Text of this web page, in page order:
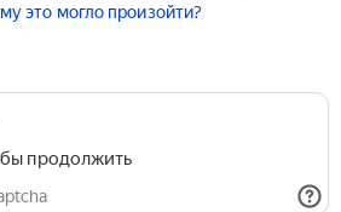
это могло произойти?
продолжить